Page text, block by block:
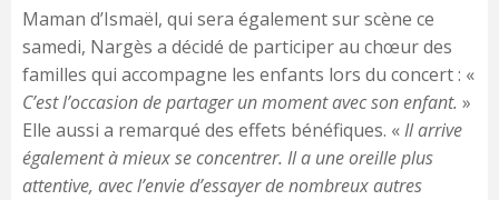
Maman d’Ismaël, qui sera également sur scène ce
samedi, Nargès a décidé de participer au chœur des
familles qui accompagne les enfants lors du concert : «
C’est l’occasion de partager un moment avec son enfant. »
Elle aussi a remarqué des effets bénéfiques. «Il arrive
également à mieux se concentrer. Il a une oreille plus
attentive, avec l’envie d’essayer de nombreux autres